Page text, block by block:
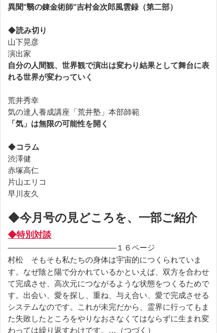
異聞“翳の錬金術師”吉村金次郎風雲録（第二部）
◆読み切り
山下晃彦
演出家
自分の人間観、世界観で演出は変わり結果として舞台に表
れる世界が変わっていく
荒井秀幸
気の達人養成講座「荒井塾」本部師範
「気」は無限の可能性を開く
◆コラム
渋澤健
赤塚高仁
片山エリコ
早川友久
◆今月号の見どころを、一部ご紹介
◆特別対談
――――――――――――――１６ページ
村松 そもそも私たちの身体は宇宙的につくられていま
す。なぜ陰と陽で分かれているかといえば、双方を合わせ
て完成させ、高次元につながるような状態をつくるためで
す。出会い、愛を探し、重ね、与え合い、愛で完成させる
システムなのです。これが未完だから、霊界に行ってもま
た失敗したところをやりなおさなくてはならずに生まれ変
わっては繰り返すわけです。
…（つづく）